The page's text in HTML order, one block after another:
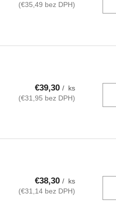
(€35,49 bez DPH)
€39,30/ ks
(€31,95 bez DPH)
€38,30/ ks
(€31,14 bez DPH)